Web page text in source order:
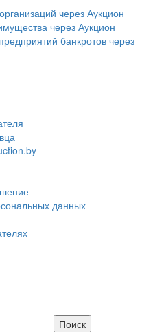
через Аукцион
через Аукцион
банкротов через
данных